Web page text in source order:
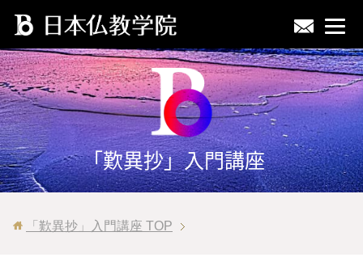
「歎異抄」入門講座
「歎異抄」入門講座 TOP